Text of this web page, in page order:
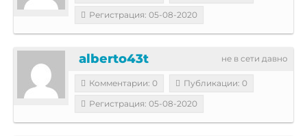
Регистрация: 05-08-2020
не в сети давно
alberto43t
Комментарии: 0
Публикации: 0
Регистрация: 05-08-2020